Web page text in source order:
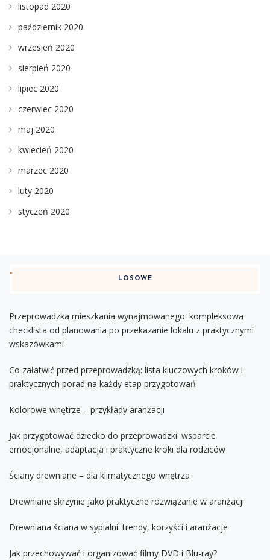
listopad 2020
październik 2020
wrzesień 2020
sierpień 2020
lipiec 2020
czerwiec 2020
maj 2020
kwiecień 2020
marzec 2020
luty 2020
styczeń 2020
LOSOWE
Przeprowadzka mieszkania wynajmowanego: kompleksowa
checklista od planowania po przekazanie lokalu z praktycznymi
wskazówkami
Co załatwić przed przeprowadzką: lista kluczowych kroków i
praktycznych porad na każdy etap przygotowań
Kolorowe wnętrze – przykłady aranżacji
Jak przygotować dziecko do przeprowadzki: wsparcie
emocjonalne, adaptacja i praktyczne kroki dla rodziców
Ściany drewniane – dla klimatycznego wnętrza
Drewniane skrzynie jako praktyczne rozwiązanie w aranżacji
Drewniana ściana w sypialni: trendy, korzyści i aranżacje
Jak przechowywać i organizować filmy DVD i Blu-ray?